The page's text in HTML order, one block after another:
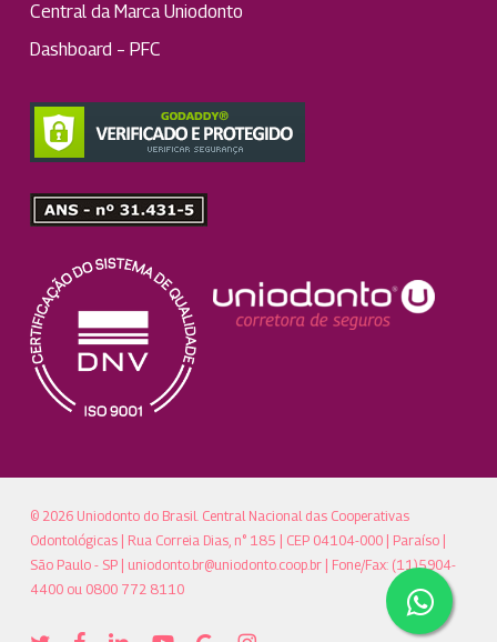
Central da Marca Uniodonto
Dashboard – PFC
© 2026 Uniodonto do Brasil. Central Nacional das Cooperativas
Odontológicas | Rua Correia Dias, n° 185 | CEP 04104-000 | Paraíso |
São Paulo - SP | uniodonto.br@uniodonto.coop.br| Fone/Fax: (11)5904-
4400 ou 0800 772 8110